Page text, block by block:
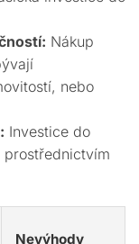
Nákup
nebo
Investice do
prostřednictvím
Nevýhody